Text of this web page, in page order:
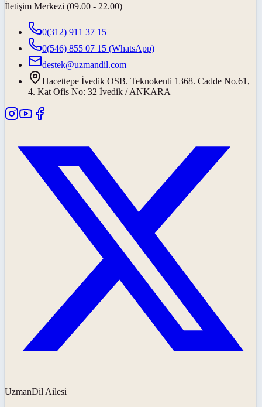
İletişim Merkezi (09.00 - 22.00)
0(312) 911 37 15
0(546) 855 07 15 (WhatsApp)
destek@uzmandil.com
Hacettepe İvedik OSB. Teknokenti 1368. Cadde No.61,
4. Kat Ofis No: 32 İvedik / ANKARA
UzmanDil Ailesi